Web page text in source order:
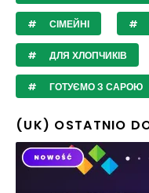
СІМЕЙНІ
ДЛЯ ХЛОПЧИКІВ
ГОТУЄМО З САРОЮ
(UK) OSTATNIO